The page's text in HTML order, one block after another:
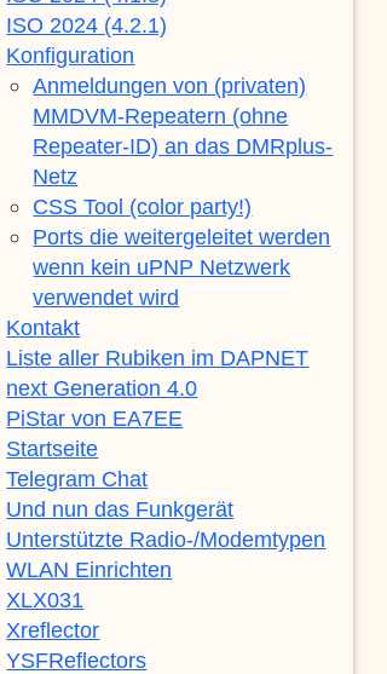
ISO 2024 (4.2.1)
Konfiguration
Anmeldungen von (privaten)
MMDVM-Repeatern (ohne
Repeater-ID) an das DMRplus-
Netz
CSS Tool (color party!)
Ports die weitergeleitet werden
wenn kein uPNP Netzwerk
verwendet wird
Kontakt
Liste aller Rubiken im DAPNET
next Generation 4.0
PiStar von EA7EE
Startseite
Telegram Chat
Und nun das Funkgerät
Unterstützte Radio-/Modemtypen
WLAN Einrichten
XLX031
Xreflector
YSFReflectors